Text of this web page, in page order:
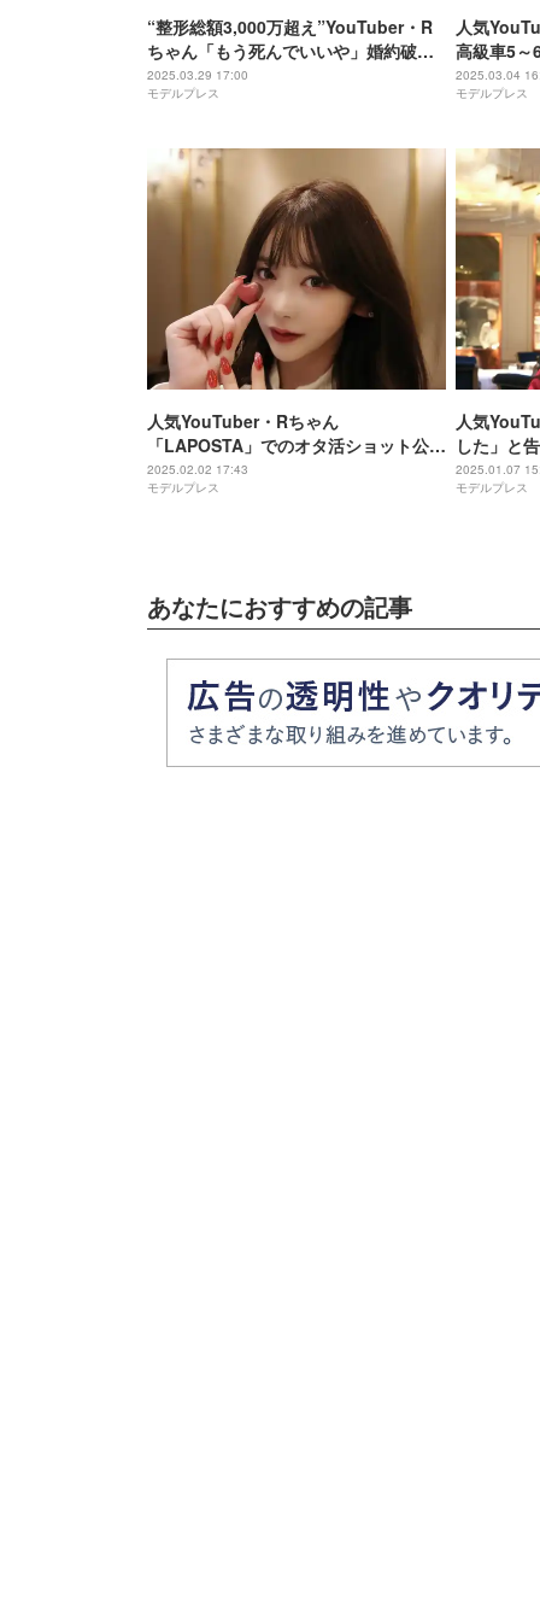
“整形総額3,000万超え”YouTuber・R
ちゃん「もう死んでいいや」婚約破棄
で自殺未遂に 炎上から登録者ストップ
―それでも歩みを止めない理由【モデ
2025.03.29 17:00
モデルプレス
人気
高級車5～
ので」
2025.03.04
モデルプレス
人気YouTuber・Rちゃん
「LAPOSTA」でのオタ活ショット公開
“推しメン”にも注目集まる「参戦服可
愛い」「推しが推しを…」
2025.02.02 17:43
モデルプレス
人気
した」と
2025.01.07
モデルプレス
あなたにおすすめの記事